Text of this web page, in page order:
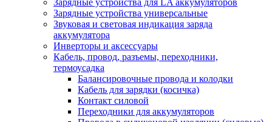
Зарядные устройства для LA аккумуляторов
Зарядные устройства универсальные
Звуковая и световая индикация заряда
аккумулятора
Инверторы и аксессуары
Кабель, провод, разъемы, переходники,
термоусадка
Балансировочные провода и колодки
Кабель для зарядки (косичка)
Контакт силовой
Переходники для аккумуляторов